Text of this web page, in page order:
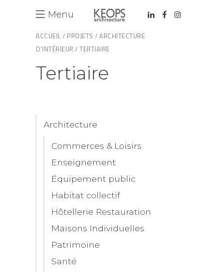
Menu
ACCUEIL / PROJETS / ARCHITECTURE
D'INTÉRIEUR / TERTIAIRE
Tertiaire
Architecture
Commerces & Loisirs
Enseignement
Équipement public
Habitat collectif
Hôtellerie Restauration
Maisons Individuelles
Patrimoine
Santé